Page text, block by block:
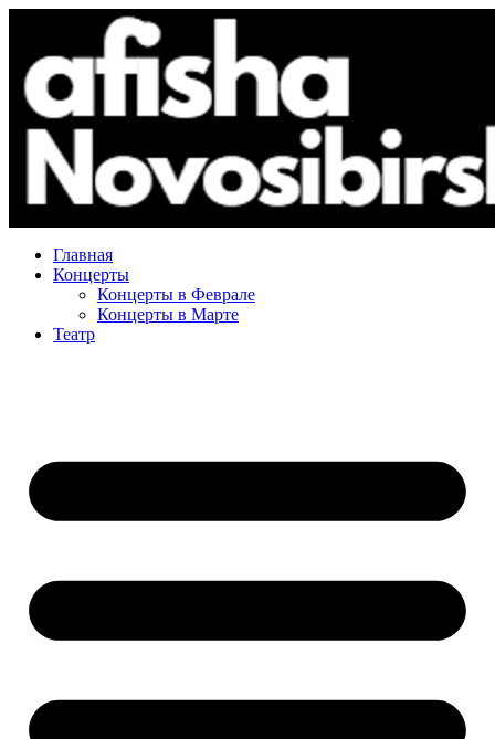
Главная
Концерты
Концерты в Феврале
Концерты в Марте
Театр